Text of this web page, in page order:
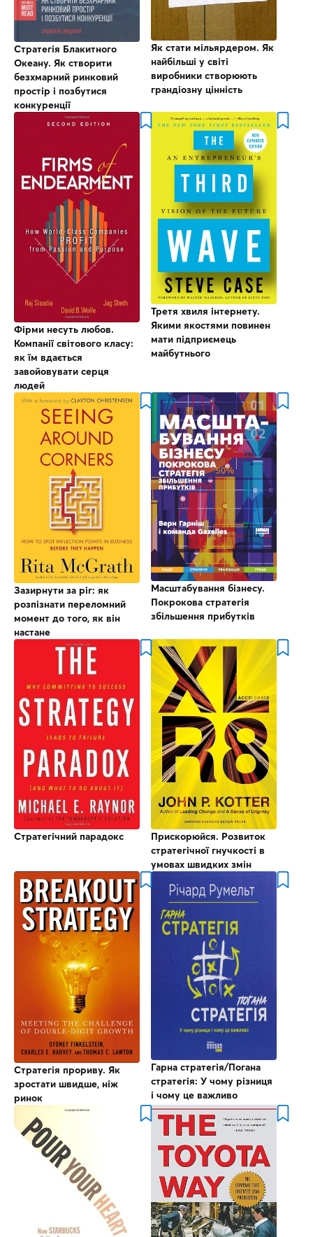
Стратегія Блакитного
Океану. Як створити
безхмарний ринковий
простір і позбутися
конкуренції
Як стати мільярдером. Як
найбільші у світі
виробники створюють
грандіозну цінність
Фірми несуть любов.
Компанії світового класу:
як їм вдається
завойовувати серця
людей
Третя хвиля інтернету.
Якими якостями повинен
мати підприємець
майбутнього
Зазирнути за ріг: як
розпізнати переломний
момент до того, як він
настане
Масштабування бізнесу.
Покрокова стратегія
збільшення прибутків
Стратегічний парадокс
Прискорюйся. Розвиток
стратегічної гнучкості в
умовах швидких змін
Стратегія прориву. Як
зростати швидше, ніж
ринок
Гарна стратегія/Погана
стратегія: У чому різниця
і чому це важливо